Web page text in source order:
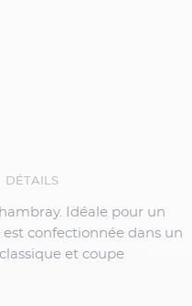
DÉTAILS
Idéale pour un
est confectionnée dans un
et coupe
au quotidien.